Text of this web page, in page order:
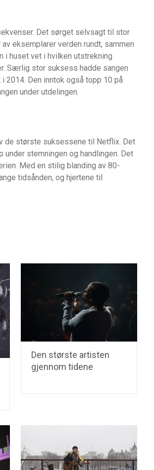
Det sørget selvsagt til stor
eksemplarer verden rundt, sammen
i huset vet i hvilken utstrekning
Særlig stor suksess hadde sangen
2014. Den inntok også topp 10 på
under utdelingen.
de største suksessene til Netflix. Det
stemningen og handlingen. Det
Med en stilig blanding av 80-
tidsånden, og hjertene til
Den største artisten
gjennom tidene